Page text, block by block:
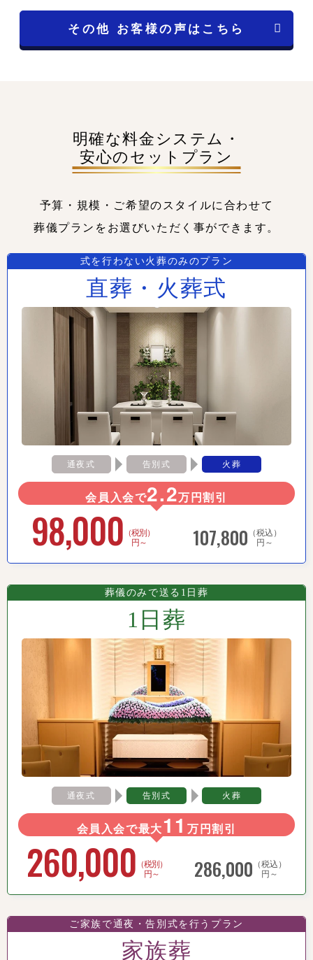
その他 お客様の声はこちら
明確な料金システム・
安心のセットプラン
予算・規模・ご希望のスタイルに合わせて
葬儀プランをお選びいただく事ができます。
式を行わない火葬のみのプラン
直葬・火葬式
通夜式 告別式 火葬
会員入会で2.2万円割引
98,000 （税別）
円～
107,800 （税込）
円～
葬儀のみで送る1日葬
1日葬
通夜式 告別式 火葬
会員入会で最大11 万円割引
260,000 （税別）
円～
286,000 （税込）
円～
ご家族で通夜・告別式を行うプラン
家族葬